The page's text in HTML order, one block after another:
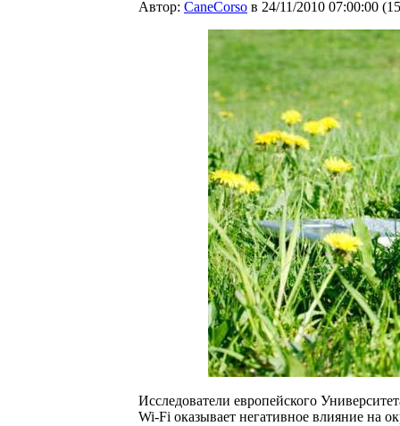
Автор: CaneCorso в 24/11/2010 07:00:00 (
Исследователи европейского
Wi-Fi оказывает негативное влияние на